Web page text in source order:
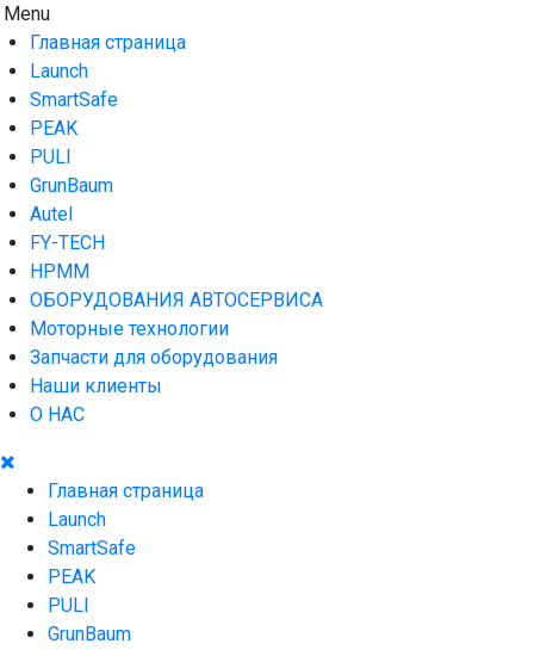
Skip
to
content
AUTO HOUSE
Технологии автосервиса — официальный дистрибьютор
Launch в Армении,Launch Armenia
Menu
Главная страница
Launch
SmartSafe
PEAK
PULI
GrunBaum
Autel
FY-TECH
HPMM
ОБОРУДОВАНИЯ АВТОСЕРВИСА
Моторные технологии
Запчасти для оборудования
Наши клиенты
О НАС
Главная страница
Launch
SmartSafe
PEAK
PULI
GrunBaum